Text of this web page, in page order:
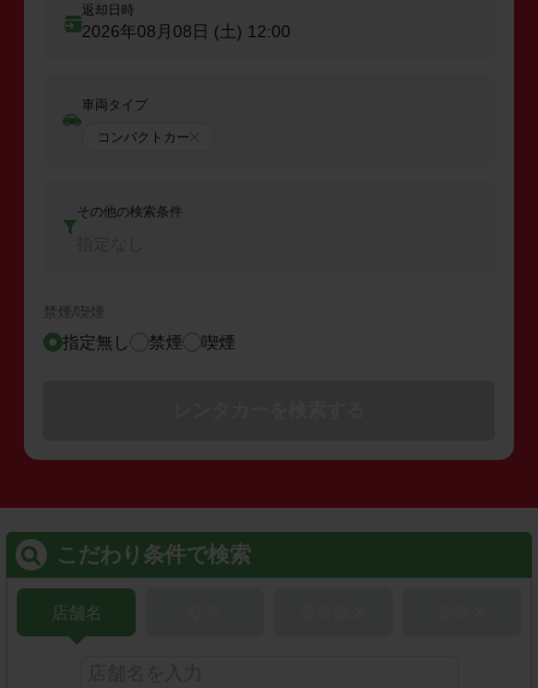
返却日時
2026年08月08日 (土) 12:00
車両タイプ
コンパクトカー
その他の検索条件
禁煙/喫煙
指定無し 禁煙 喫煙
こだわり条件で検索
店舗名